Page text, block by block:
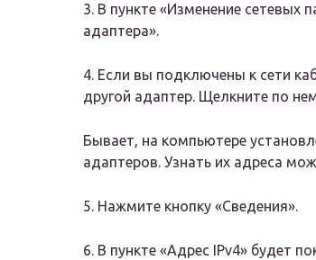
3. В пункте «Изменение сетевых
адаптера».
4. Если вы подключены к сети
другой адаптер. Щелкните по
Бывает, на компьютере
адаптеров. Узнать их адреса
5. Нажмите кнопку «Сведения».
6. В пункте «Адрес IPv4» будет